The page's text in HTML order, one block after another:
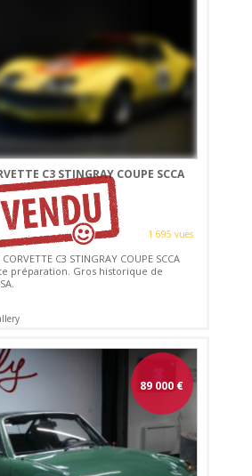
C3 STINGRAY COUPE SCCA
1 695 vues
C3 STINGRAY COUPE SCCA
préparation. Gros historique de
89 000 €